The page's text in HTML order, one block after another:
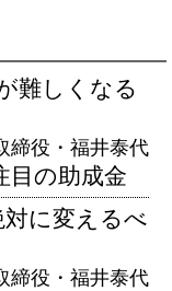
難しくなる
締役・福井泰代
目の助成金
に変えるべ
締役・福井泰代